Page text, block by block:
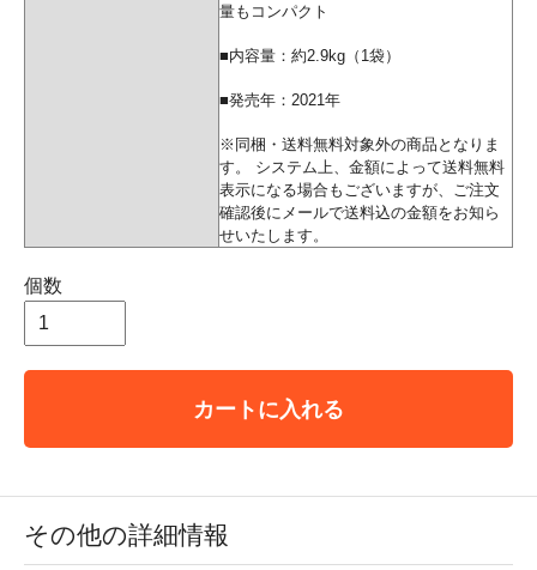
量もコンパクト
■内容量：約2.9kg（1袋）
■発売年：2021年
※同梱・送料無料対象外の商品となりま
す。 システム上、金額によって送料無料
表示になる場合もございますが、ご注文
確認後にメールで送料込の金額をお知ら
せいたします。
個数
カートに入れる
その他の詳細情報